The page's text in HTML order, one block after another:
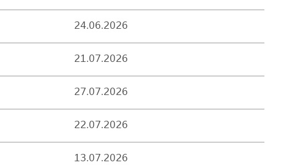
24.06.2026
21.07.2026
27.07.2026
22.07.2026
13.07.2026